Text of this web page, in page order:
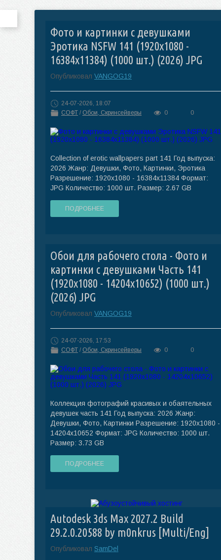
Фото и картинки с девушками
Эротика NSFW 141 (1920x1080 -
16384x11384) (1000 шт.) (2026) JPG
Опубликовал VANGOG19
24-07-2026, 18:07
СОФТ / Обои, Скринсейверы 0 0
Collection of erotic wallpapers part 141 Год выпуска:
2026 Жанр: Девушки, Фото, Картинки, Эротика
Разрешение: 1920x1080 - 16384x11384 Формат:
JPG Количество: 1000 шт. Размер: 2.67 GB
ПОДРОБНЕЕ
Обои для рабочего стола - Фото и
картинки с девушками Часть 141
(1920x1080 - 14204x10652) (1000 шт.)
(2026) JPG
Опубликовал VANGOG19
24-07-2026, 17:53
СОФТ / Обои, Скринсейверы 0 0
Коллекция фотографий красивых и обаятельных
девушек часть 141 Год выпуска: 2026 Жанр:
Девушки, Фото, Картинки Разрешение: 1920x1080 -
14204x10652 Формат: JPG Количество: 1000 шт.
Размер: 3.73 GB
ПОДРОБНЕЕ
Autodesk 3ds Max 2027.2 Build
29.2.0.20588 by m0nkrus [Multi/Eng]
Опубликовал SamDel